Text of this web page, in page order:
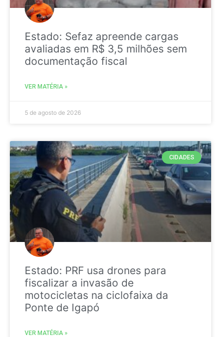
Estado: Sefaz apreende cargas
avaliadas em R$ 3,5 milhões sem
documentação fiscal
VER MATÉRIA »
5 de agosto de 2026
CIDADES
Estado: PRF usa drones para
fiscalizar a invasão de
motocicletas na ciclofaixa da
Ponte de Igapó
VER MATÉRIA »